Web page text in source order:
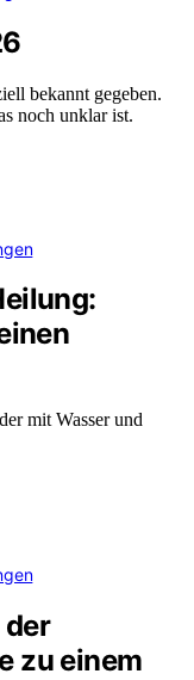
bekannt gegeben.
noch unklar ist.
mit Wasser und
der
zu einem